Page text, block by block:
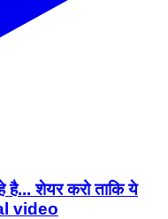
है... शेयर करो ताकि ये
video